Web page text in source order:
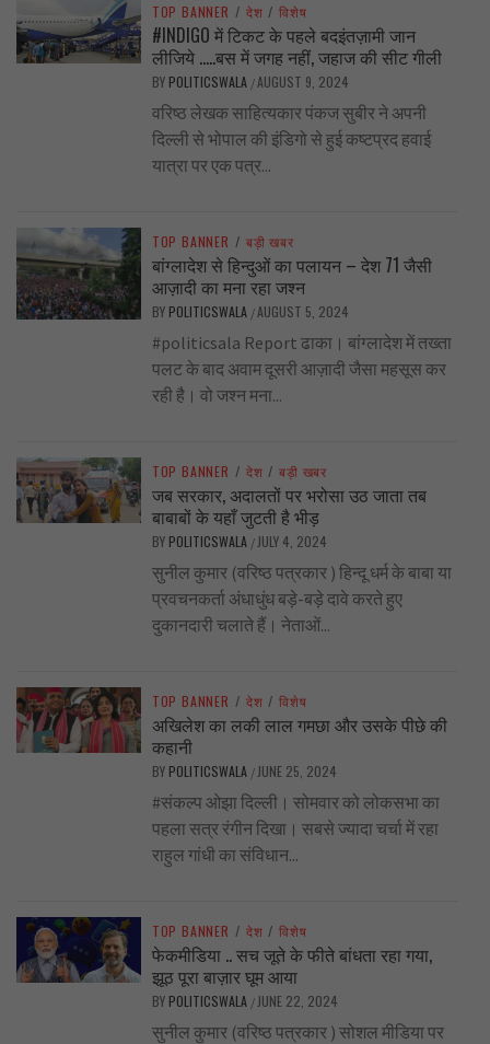
TOP BANNER / देश / विशेष
#INDIGO में टिकट के पहले बदइंतज़ामी जान
लीजिये …..बस में जगह नहीं, जहाज की सीट गीली
BY POLITICSWALA /AUGUST 9, 2024
वरिष्ठ लेखक साहित्यकार पंकज सुबीर ने अपनी
दिल्ली से भोपाल की इंडिगो से हुई कष्टप्रद हवाई
यात्रा पर एक पत्र...
TOP BANNER / बड़ी खबर
बांग्लादेश से हिन्दुओं का पलायन – देश 71 जैसी
आज़ादी का मना रहा जश्न
BY POLITICSWALA /AUGUST 5, 2024
#politicsala Report ढाका। बांग्लादेश में तख्ता
पलट के बाद अवाम दूसरी आज़ादी जैसा महसूस कर
रही है। वो जश्न मना...
TOP BANNER / देश / बड़ी खबर
जब सरकार, अदालतों पर भरोसा उठ जाता तब
बाबाबों के यहाँ जुटती है भीड़
BY POLITICSWALA / JULY 4, 2024
सुनील कुमार (वरिष्ठ पत्रकार ) हिन्दू धर्म के बाबा या
प्रवचनकर्ता अंधाधुंध बड़े-बड़े दावे करते हुए
दुकानदारी चलाते हैं। नेताओं...
TOP BANNER / देश / विशेष
अखिलेश का लकी लाल गमछा और उसके पीछे की
कहानी
BY POLITICSWALA / JUNE 25, 2024
#संकल्प ओझा दिल्ली। सोमवार को लोकसभा का
पहला सत्र रंगीन दिखा। सबसे ज्यादा चर्चा में रहा
राहुल गांधी का संविधान...
TOP BANNER / देश / विशेष
फेकमीडिया .. सच जूते के फीते बांधता रहा गया,
झूठ पूरा बाज़ार घूम आया
BY POLITICSWALA / JUNE 22, 2024
सुनील कुमार (वरिष्ठ पत्रकार ) सोशल मीडिया पर